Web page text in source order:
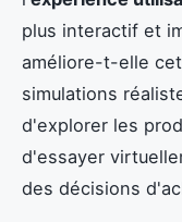
plus interactif et
améliore-t-elle
simulations
d'explorer les
d'essayer
des décisions